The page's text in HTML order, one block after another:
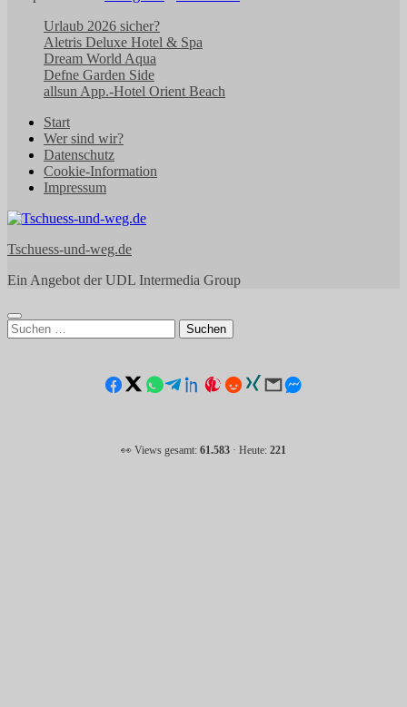
Urlaub 2026 sicher?
Aletris Deluxe Hotel & Spa
Dream World Aqua
Defne Garden Side
allsun App.-Hotel Orient Beach
Start
Wer sind wir?
Datenschutz
Cookie-Information
Impressum
Tschuess-und-weg.de
Ein Angebot der UDL Intermedia Group
Suchen
nach:
👀 Views gesamt: 61.583 · Heute: 221